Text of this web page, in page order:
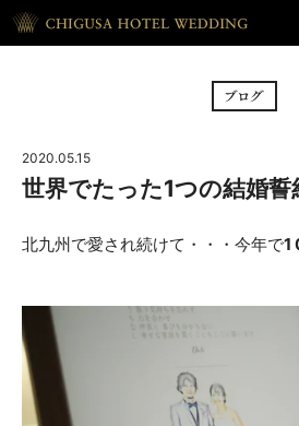
CEREMONY
RECEPTION
WAKON
REPORT
ウェディング・レポート
2020.05.15
世界でたった1つの結婚誓
北九州で愛され続けて・・・今年で1